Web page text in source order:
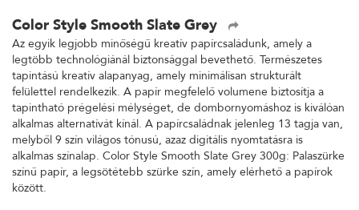
Color Style Smooth Slate Grey
Az egyik legjobb minőségű kreatív papírcsaládunk, amely a
legtöbb technológiánál biztonsággal bevethető. Természetes
tapintású kreatív alapanyag, amely minimálisan strukturált
felülettel rendelkezik. A papír megfelelő volumene biztosítja a
tapintható prégelési mélységet, de dombornyomáshoz is kiválóan
alkalmas alternatívát kínál. A papírcsaládnak jelenleg 13 tagja van,
melyből 9 szín világos tónusú, azaz digitális nyomtatásra is
alkalmas színalap. Color Style Smooth Slate Grey 300g: Palaszürke
színű papír, a legsötétebb szürke szín, amely elérhető a papírok
között.